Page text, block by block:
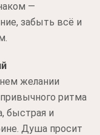
—
забыть всё и
желании
ритма
быстрая и
Душа просит